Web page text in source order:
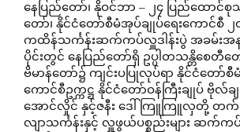
နေပြည်တော်၊ နိုဝင်ဘာ – ၂၄ ပြည်ထောင်စု
တော်၊ နိုင်ငံတော်စီမံအုပ်ချုပ်ရေးကောင်စီ ၂
ကထိန်သင်္ကန်းဆက်ကပ်လှူဒါန်းပွဲ အခမ်းအ
ပိုင်းတွင် နေပြည်တော်ရှိ ဥပ္ပါတသန္တိစေတီ
ဗိမာန်တော်၌ ကျင်းပပြုလုပ်ရာ နိုင်ငံတော်စီ
ကောင်စီဥက္ကဋ္ဌ နိုင်ငံတော်ဝန်ကြီးချုပ် ဗိုလ်ချု
အောင်လှိုင် နှင့်ဇနီး ဒေါ်ကြူကြူလှတို့ တ
လျာသင်္ကန်းနှင့် လှူဖွယ်ပစ္စည်းများ ဆက်က